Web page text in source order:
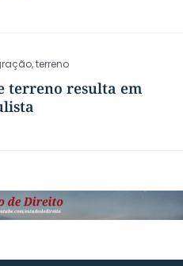
,terreno
terreno resulta em